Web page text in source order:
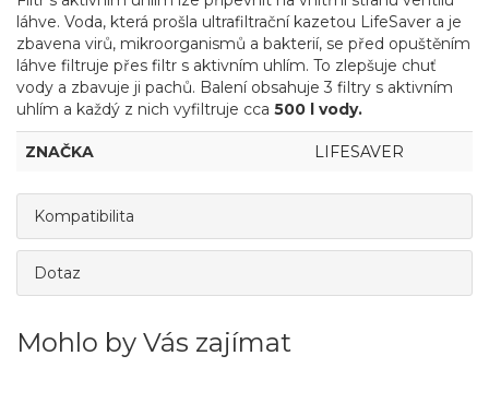
láhve. Voda, která prošla ultrafiltrační kazetou LifeSaver a je
zbavena virů, mikroorganismů a bakterií, se před opuštěním
láhve filtruje přes filtr s aktivním uhlím. To zlepšuje chuť
vody a zbavuje ji pachů. Balení obsahuje 3 filtry s aktivním
uhlím a každý z nich vyfiltruje cca 500 l vody.
ZNAČKA LIFESAVER
Kompatibilita
Dotaz
Mohlo by Vás zajímat